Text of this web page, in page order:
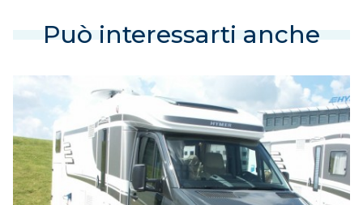
Può interessarti anche